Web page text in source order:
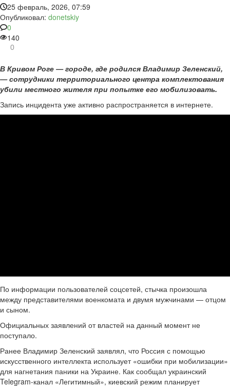
25 февраль, 2026, 07:59
Опубликовал: donetskiy
0
140
0
В Кривом Роге — городе, где родился Владимир Зеленский,
— сотрудники территориального центра комплектования
убили местного жителя при попытке его мобилизовать.
Запись инцидента уже активно распространяется в интернете.
По информации пользователей соцсетей, стычка произошла
между представителями военкомата и двумя мужчинами — отцом
и сыном.
Официальных заявлений от властей на данный момент не
поступало.
Ранее Владимир Зеленский заявлял, что Россия с помощью
искусственного интеллекта использует «ошибки при мобилизации»
для нагнетания паники на Украине. Как сообщал украинский
Telegram-канал «Легитимный», киевский режим планирует